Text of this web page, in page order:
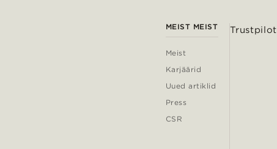
MEIST MEIST
Meist
Karjäärid
Uued artiklid
Press
CSR
Trustpilot